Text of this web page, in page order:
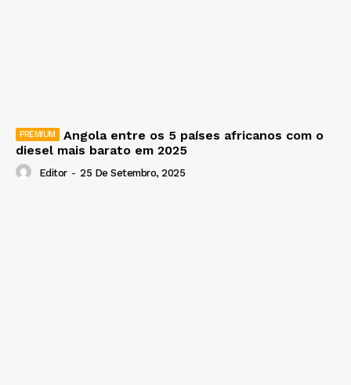
Angola entre os 5 países africanos com o
diesel mais barato em 2025
Editor - 25 De Setembro, 2025